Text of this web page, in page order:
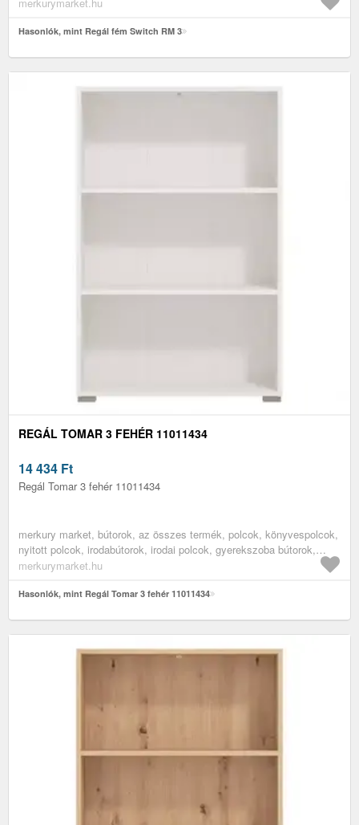
Hasonlók, mint Regál fém Switch RM 3
REGÁL TOMAR 3 FEHÉR 11011434
14 434 Ft
Regál Tomar 3 fehér 11011434
merkury market, bútorok, az összes termék, polcok, könyvespolcok,
nyitott polcok, irodabútorok, irodai polcok, gyerekszoba bútorok,
könyves polcok gyerekszobába
merkurymarket.hu
Hasonlók, mint Regál Tomar 3 fehér 11011434